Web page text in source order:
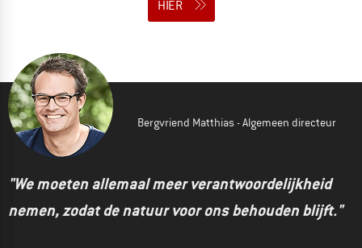
HIER
Bergvriend Matthias - Algemeen directeur
"We moeten allemaal meer verantwoordelijkheid
nemen, zodat de natuur voor ons behouden blijft."